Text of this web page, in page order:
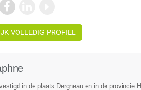
VOLLEDIG PROFIEL
in de plaats Dergneau en in de provincie